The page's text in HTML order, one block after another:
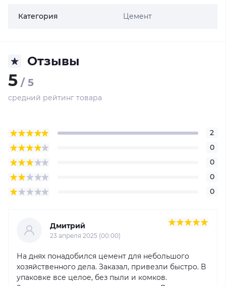
Категория Цемент
Отзывы
5 / 5
средний рейтинг товара
2
0
0
0
0
Дмитрий
23 апреля 2025 (00:00)
На днях понадобился цемент для небольшого
хозяйственного дела. Заказал, привезли быстро. В
упаковке все целое, без пыли и комков.